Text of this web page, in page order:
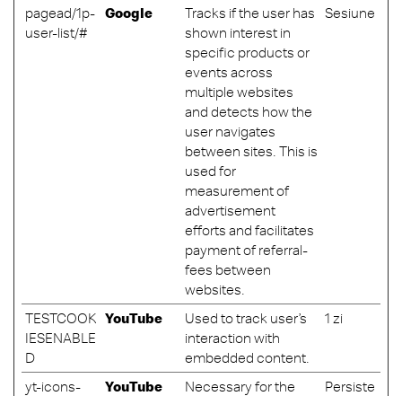
pagead/1p-
user-list/#
Google
Tracks if the user has
shown interest in
specific products or
events across
multiple websites
and detects how the
user navigates
between sites. This is
used for
measurement of
advertisement
efforts and facilitates
payment of referral-
fees between
websites.
Sesiune
TESTCOOK
IESENABLE
D
YouTube
Used to track user’s
interaction with
embedded content.
1 zi
yt-icons-
YouTube
Necessary for the
Persiste